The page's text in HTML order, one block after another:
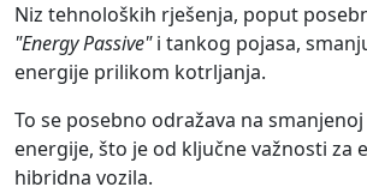
Niz tehnoloških rješenja, poput
"Energy Passive"i tankog pojasa,
energije prilikom kotrljanja.
To se posebno odražava na
energije, što je od ključne važnosti za
hibridna vozila.